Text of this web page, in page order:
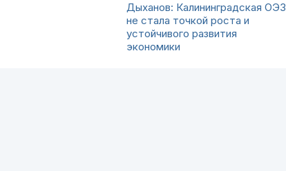
Дыханов: Калининградская ОЭЗ
не стала точкой роста и
устойчивого развития
экономики